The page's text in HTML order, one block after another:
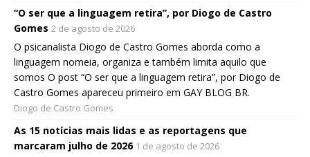
“O ser que a linguagem retira”, por Diogo de Castro
Gomes 2 de agosto de 2026
O psicanalista Diogo de Castro Gomes aborda como a
linguagem nomeia, organiza e também limita aquilo que
somos O post “O ser que a linguagem retira”, por Diogo de
Castro Gomes apareceu primeiro em GAY BLOG BR.
Diogo de Castro Gomes
As 15 notícias mais lidas e as reportagens que
marcaram julho de 2026 1 de agosto de 2026